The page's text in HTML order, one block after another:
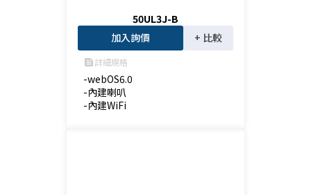
50UL3J-B
加入詢價
+ 比較
feed詳細規格
-webOS6.0
-內建喇叭
-內建WiFi